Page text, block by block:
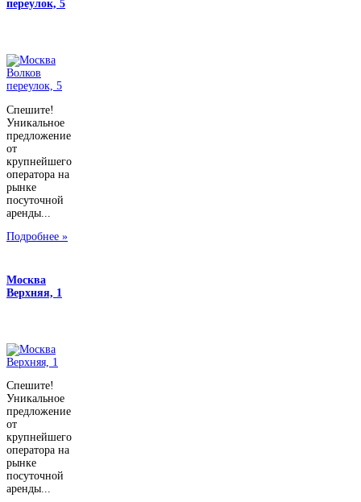
переулок, 5
Спешите!
Уникальное
предложение
от
крупнейшего
оператора на
рынке
посуточной
аренды...
Подробнее »
Москва
Верхняя, 1
Спешите!
Уникальное
предложение
от
крупнейшего
оператора на
рынке
посуточной
аренды...